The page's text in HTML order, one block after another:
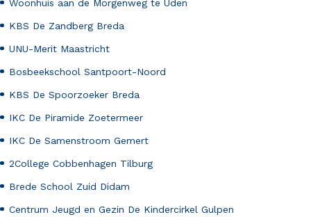
Woonhuis aan de Morgenweg te Uden
KBS De Zandberg Breda
UNU-Merit Maastricht
Bosbeekschool Santpoort-Noord
KBS De Spoorzoeker Breda
IKC De Piramide Zoetermeer
IKC De Samenstroom Gemert
2College Cobbenhagen Tilburg
Brede School Zuid Didam
Centrum Jeugd en Gezin De Kindercirkel Gulpen